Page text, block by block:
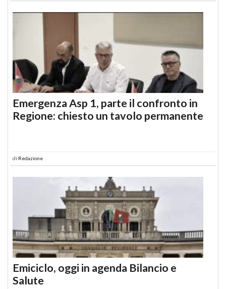
Emergenza Asp 1, parte il confronto in
Regione: chiesto un tavolo permanente
di Redazione
Emiciclo, oggi in agenda Bilancio e
Salute